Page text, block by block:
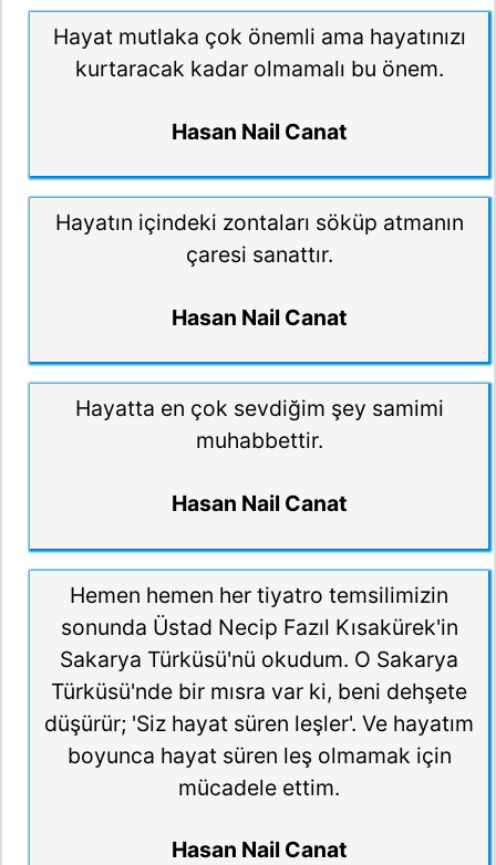
Hayat mutlaka çok önemli ama hayatınızı
kurtaracak kadar olmamalı bu önem.
Hasan Nail Canat
Hayatın içindeki zontaları söküp atmanın
çaresi sanattır.
Hasan Nail Canat
Hayatta en çok sevdiğim şey samimi
muhabbettir.
Hasan Nail Canat
Hemen hemen her tiyatro temsilimizin
sonunda Üstad Necip Fazıl Kısakürek'in
Sakarya Türküsü'nü okudum. O Sakarya
Türküsü'nde bir mısra var ki, beni dehşete
düşürür; 'Siz hayat süren leşler'. Ve hayatım
boyunca hayat süren leş olmamak için
mücadele ettim.
Hasan Nail Canat